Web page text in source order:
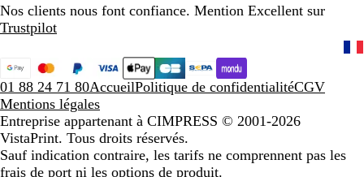
Nos clients nous font confiance. Mention Excellent sur
Trustpilot
01 88 24 71 80AccueilPolitique de confidentialitéCGV
Mentions légales
Entreprise appartenant à CIMPRESS © 2001-2026
VistaPrint. Tous droits réservés.
Sauf indication contraire, les tarifs ne comprennent pas les
frais de port ni les options de produit.